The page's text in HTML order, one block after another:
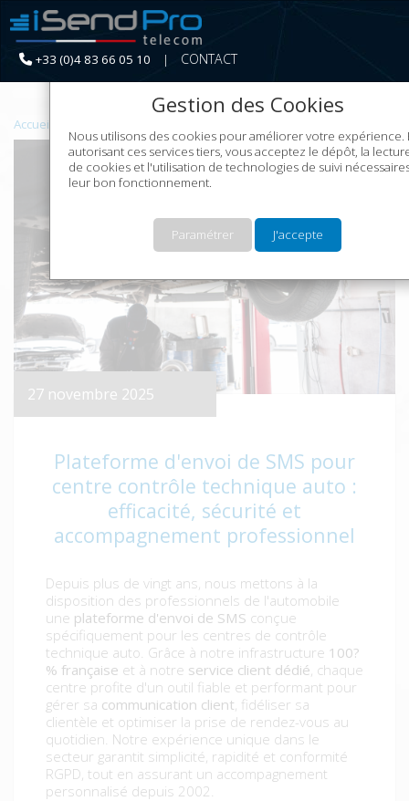
Gestion des Cookies
Nous utilisons des cookies pour améliorer votre expérience.
autorisant ces services tiers, vous acceptez le dépôt, la
de cookies et l'utilisation de technologies de suivi
leur bon fonctionnement.
Paramétrer J'accepte
+33 (0)4 83 66 05 10 | CONTACT
Accueil
27 novembre 2025
Plateforme d'envoi de SMS pour
centre contrôle technique auto :
efficacité, sécurité et
accompagnement professionnel
Depuis plus de vingt ans, nous mettons à la
disposition des professionnels de l'automobile
une plateforme d'envoi de SMS conçue
spécifiquement pour les centres de contrôle
technique auto. Grâce à notre infrastructure 100?
% française et à notre service client dédié , chaque
centre profite d'un outil fiable et performant pour
gérer sa communication client , fidéliser sa
clientèle et optimiser la prise de rendez-vous au
quotidien. Notre expérience unique dans le
secteur garantit simplicité, rapidité et conformité
RGPD, tout en assurant un accompagnement
personnalisé depuis 2002.